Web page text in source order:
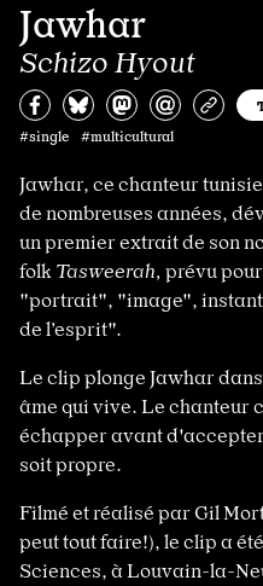
Jawhar
Schizo Hyout
Partagez sur Facebook
Partager sur Bluesky
Partager sur
Partagez
#single #multicultural
Jawhar, ce chanteur
de nombreuses années,
un premier extrait de son
folk Tasweerah, prévu
"portrait", "image",
de l’esprit".
Le clip plonge Jawhar
âme qui vive. Le chanteur
échapper avant
soit propre.
Filmé et réalisé par Gil
peut tout faire!), le clip a
Sciences, à Louvain-la-